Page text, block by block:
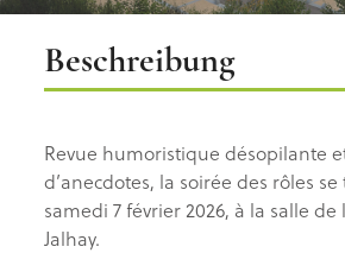
Beschreibung
Beschreibung
Revue humoristique désopilante
d’anecdotes, la soirée des rôles
samedi 7 février 2026, à la salle de
Jalhay.